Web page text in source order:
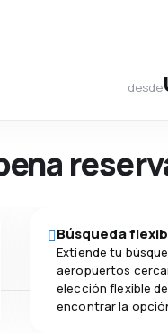
desde
Búsqueda
Extiende tu
aeropuertos
elección flexible
encontrar la